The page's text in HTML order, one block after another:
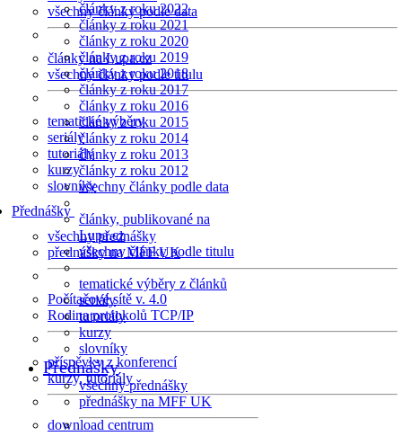
všechny články podle data
články na Lupa.cz
všechny články podle titulu
tematické výběry
seriály
tutoriály
kurzy
slovníky
Přednášky
všechny přednášky
přednášky na MFF UK
Počítačové sítě v. 4.0
Rodina protokolů TCP/IP
příspěvky z konferencí
kurzy, tutoriály
download centrum
články z roku 2022
články z roku 2021
články z roku 2020
články z roku 2019
články z roku 2018
články z roku 2017
články z roku 2016
články z roku 2015
články z roku 2014
články z roku 2013
články z roku 2012
všechny články podle data
články, publikované na
Lupa.cz
všechny články podle titulu
tematické výběry z článků
seriály
tutoriály
kurzy
slovníky
Přednášky
všechny přednášky
přednášky na MFF UK